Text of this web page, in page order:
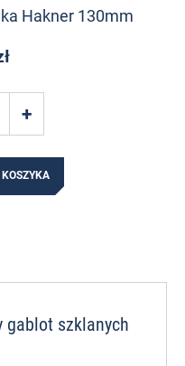
Hakner 130mm
KOSZYKA
gablot szklanych